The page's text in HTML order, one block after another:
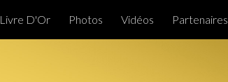
Skip to navigation
Livre D'Or Photos Vidéos Partenaires